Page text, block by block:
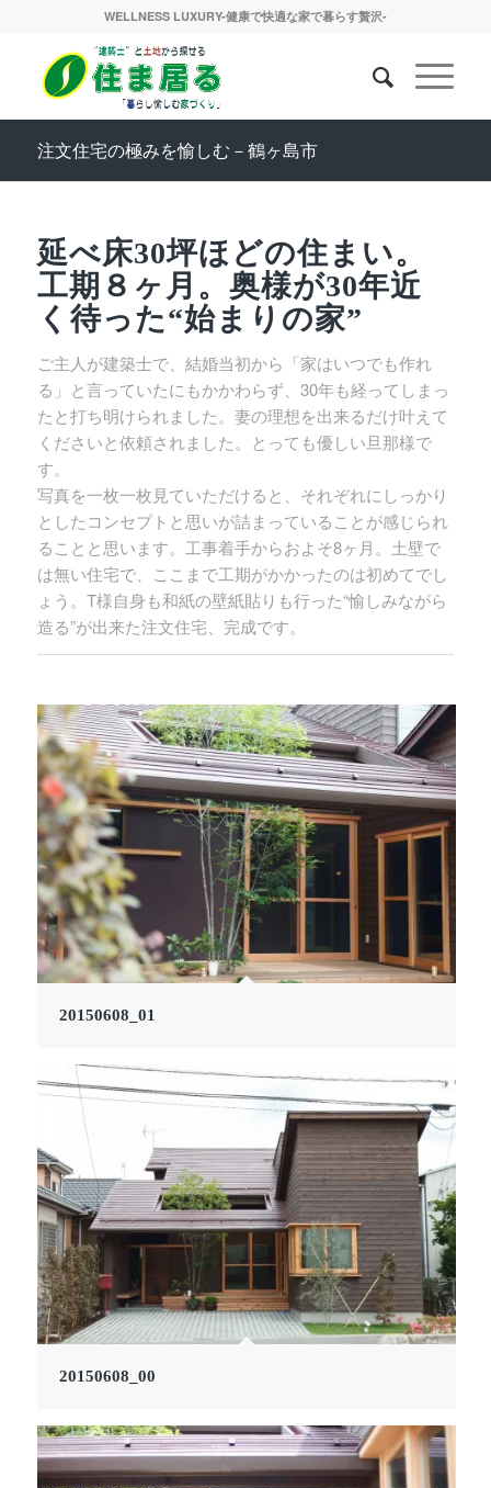
WELLNESS LUXURY-健康で快適な家で暮らす贅沢-
注文住宅の極みを愉しむ－鶴ヶ島市
延べ床30坪ほどの住まい。
工期８ヶ月。奥様が30年近
く待った“始まりの家”
ご主人が建築士で、結婚当初から「家はいつでも作れ
る」と言っていたにもかかわらず、30年も経ってしまっ
たと打ち明けられました。妻の理想を出来るだけ叶えて
くださいと依頼されました。とっても優しい旦那様で
す。
写真を一枚一枚見ていただけると、それぞれにしっかり
としたコンセプトと思いが詰まっていることが感じられ
ることと思います。工事着手からおよそ8ヶ月。土壁で
は無い住宅で、ここまで工期がかかったのは初めてでし
ょう。T様自身も和紙の壁紙貼りも行った“愉しみながら
造る”が出来た注文住宅、完成です。
20150608_01
20150608_00